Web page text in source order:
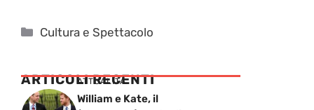
Categorie
Cultura e Spettacolo
ARTICOLI RECENTI
ATTUALITÁ
William e Kate, il